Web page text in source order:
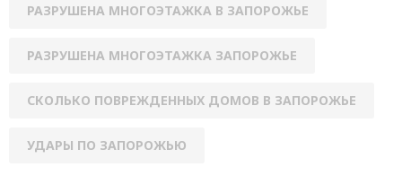
РАЗРУШЕНА МНОГОЭТАЖКА В ЗАПОРОЖЬЕ
РАЗРУШЕНА МНОГОЭТАЖКА ЗАПОРОЖЬЕ
СКОЛЬКО ПОВРЕЖДЕННЫХ ДОМОВ В ЗАПОРОЖЬЕ
УДАРЫ ПО ЗАПОРОЖЬЮ